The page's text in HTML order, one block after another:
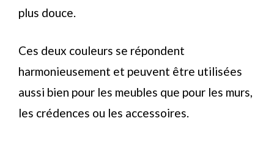
plus douce.
Ces deux couleurs se répondent
harmonieusement et peuvent être utilisées
aussi bien pour les meubles que pour les murs,
les crédences ou les accessoires.